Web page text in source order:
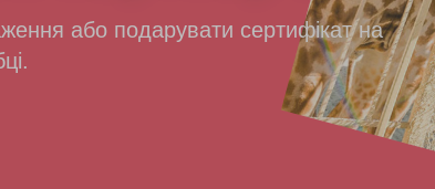
або подарувати сертифікат на